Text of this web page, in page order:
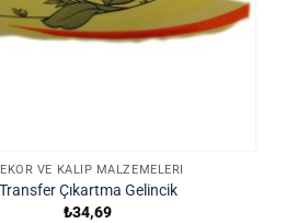
VE KALIP MALZEMELERI
Transfer Çıkartma Gelincik
₺34,69